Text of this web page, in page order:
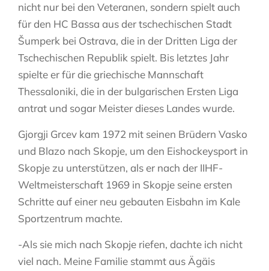
nicht nur bei den Veteranen, sondern spielt auch
für den HC Bassa aus der tschechischen Stadt
Šumperk bei Ostrava, die in der Dritten Liga der
Tschechischen Republik spielt. Bis letztes Jahr
spielte er für die griechische Mannschaft
Thessaloniki, die in der bulgarischen Ersten Liga
antrat und sogar Meister dieses Landes wurde.
Gjorgji Grcev kam 1972 mit seinen Brüdern Vasko
und Blazo nach Skopje, um den Eishockeysport in
Skopje zu unterstützen, als er nach der IIHF-
Weltmeisterschaft 1969 in Skopje seine ersten
Schritte auf einer neu gebauten Eisbahn im Kale
Sportzentrum machte.
-Als sie mich nach Skopje riefen, dachte ich nicht
viel nach. Meine Familie stammt aus Ägäis